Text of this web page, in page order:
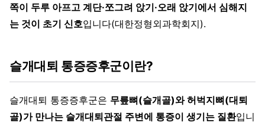
쪽이 두루 아프고 계단·쪼그려 앉기·오래 앉기에서 심해지
는 것이 초기 신호입니다(대한정형외과학회지).
슬개대퇴 통증증후군이란?
슬개대퇴 통증증후군은 무릎뼈(슬개골)와 허벅지뼈(대퇴
골)가 만나는 슬개대퇴관절 주변에 통증이 생기는 질환입니